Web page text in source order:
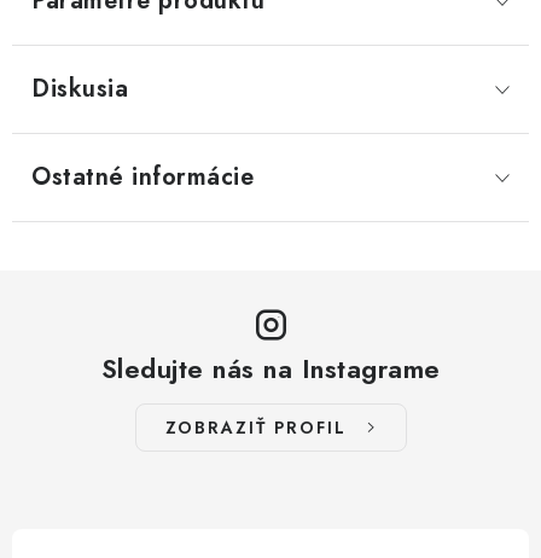
Diskusia
Ostatné informácie
Sledujte nás na Instagrame
ZOBRAZIŤ PROFIL